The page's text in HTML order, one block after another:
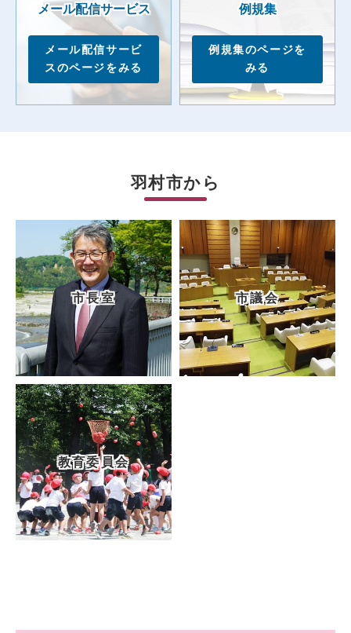
メール配信サービス
メール配信サービ
スのページをみる
例規集
例規集のページを
みる
羽村市から
市長室 市議会
教育委員会